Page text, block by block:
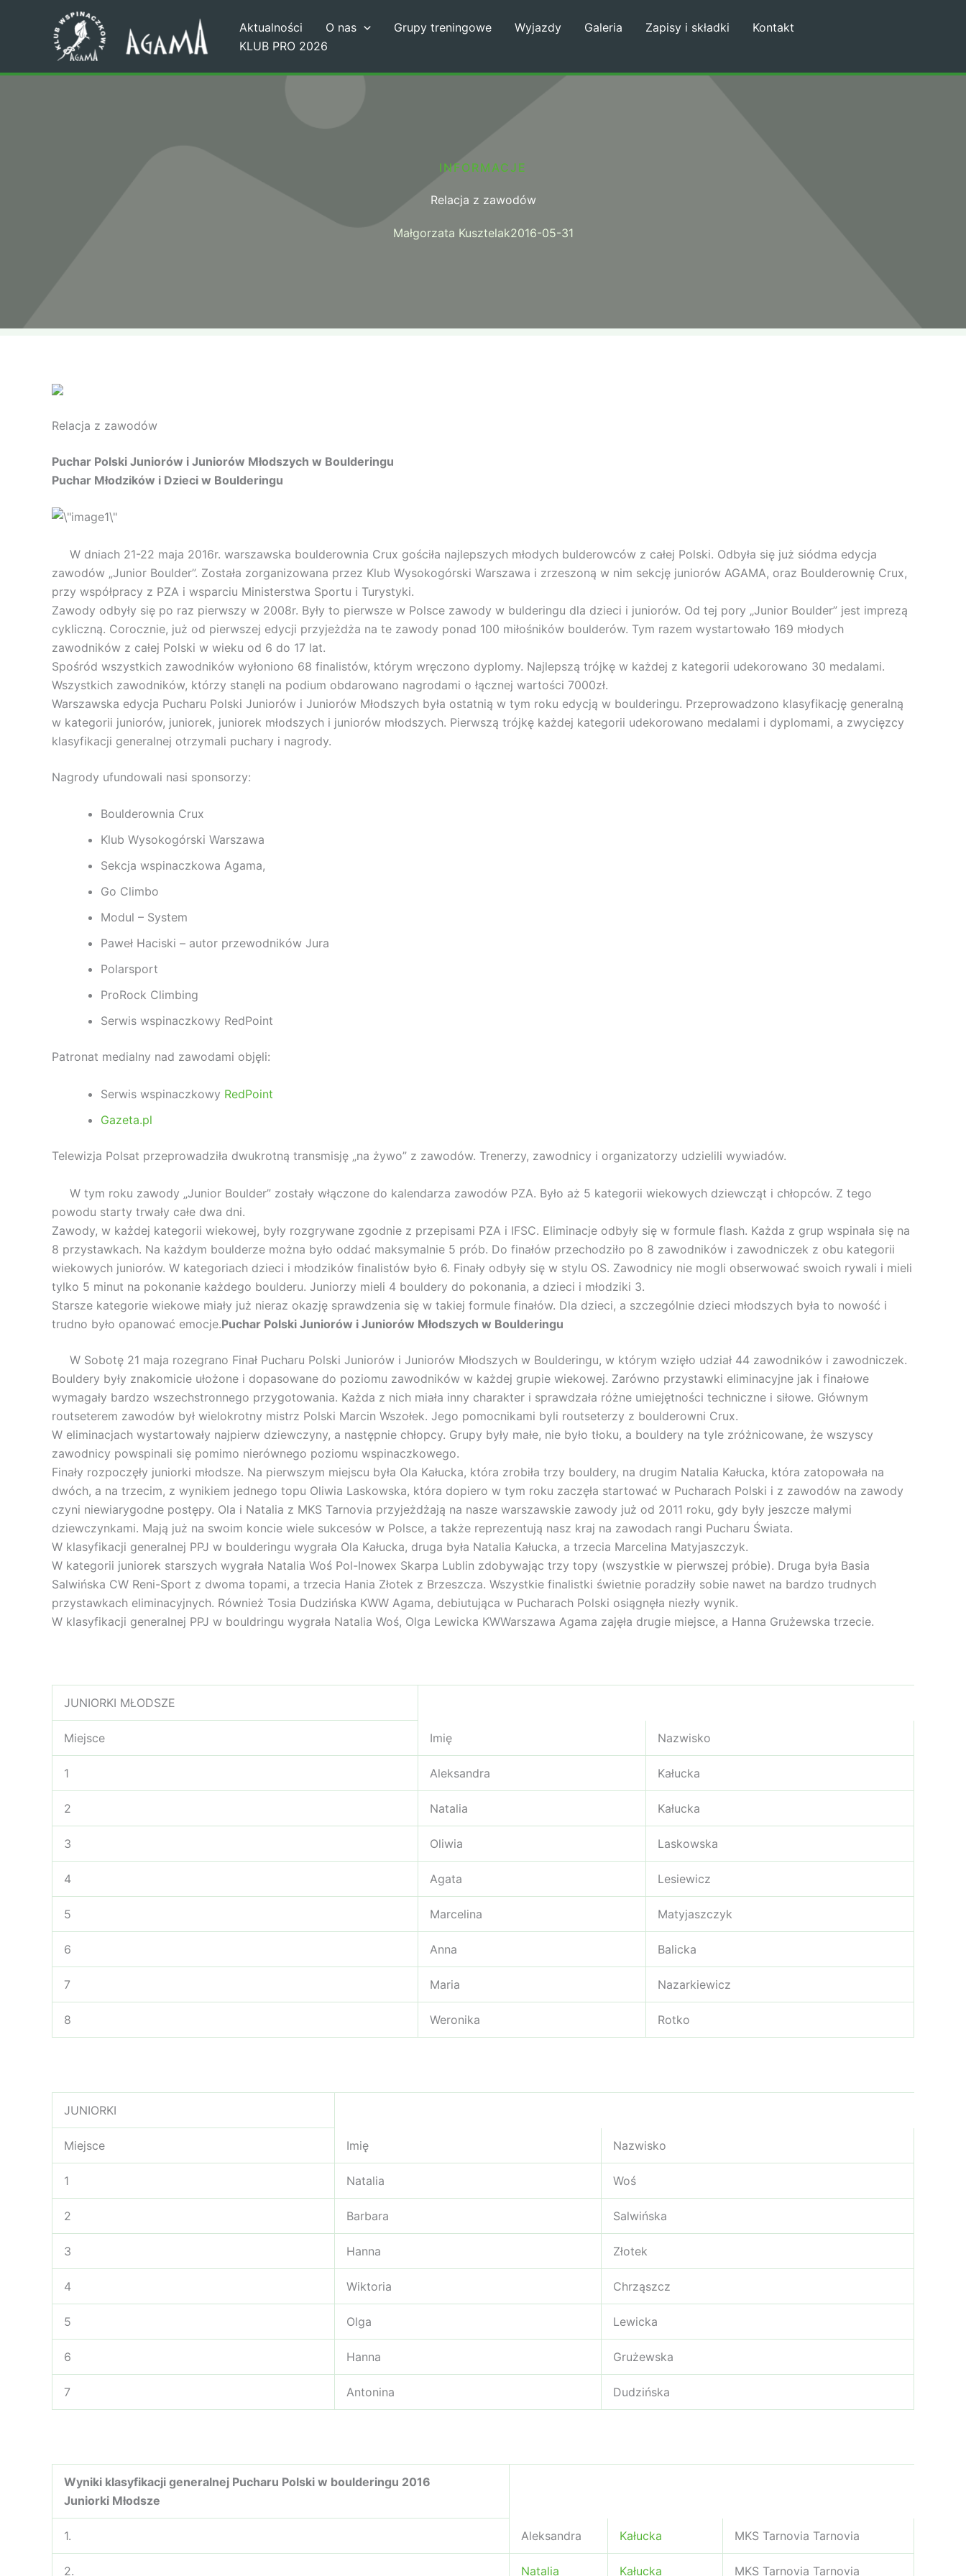
Aktualności O nas Grupy treningowe Wyjazdy Galeria Zapisy i składki
Kontakt
KLUB PRO 2026
INFORMACJE
Relacja z zawodów
Małgorzata Kusztelak2016-05-31
Relacja z zawodów
Puchar Polski Juniorów i Juniorów Młodszych w Boulderingu
Puchar Młodzików i Dzieci w Boulderingu
W dniach 21-22 maja 2016r. warszawska boulderownia Crux gościła najlepszych młodych bulderowców z całej Polski. Odbyła się już siódma edycja
zawodów „Junior Boulder”. Została zorganizowana przez Klub Wysokogórski Warszawa i zrzeszoną w nim sekcję juniorów AGAMA, oraz Boulderownię Crux,
przy współpracy z PZA i wsparciu Ministerstwa Sportu i Turystyki.
Zawody odbyły się po raz pierwszy w 2008r. Były to pierwsze w Polsce zawody w bulderingu dla dzieci i juniorów. Od tej pory „Junior Boulder” jest imprezą
cykliczną. Corocznie, już od pierwszej edycji przyjeżdża na te zawody ponad 100 miłośników boulderów. Tym razem wystartowało 169 młodych
zawodników z całej Polski w wieku od 6 do 17 lat.
Spośród wszystkich zawodników wyłoniono 68 finalistów, którym wręczono dyplomy. Najlepszą trójkę w każdej z kategorii udekorowano 30 medalami.
Wszystkich zawodników, którzy stanęli na podium obdarowano nagrodami o łącznej wartości 7000zł.
Warszawska edycja Pucharu Polski Juniorów i Juniorów Młodszych była ostatnią w tym roku edycją w boulderingu. Przeprowadzono klasyfikację generalną
w kategorii juniorów, juniorek, juniorek młodszych i juniorów młodszych. Pierwszą trójkę każdej kategorii udekorowano medalami i dyplomami, a zwycięzcy
klasyfikacji generalnej otrzymali puchary i nagrody.
Nagrody ufundowali nasi sponsorzy:
Boulderownia Crux
Klub Wysokogórski Warszawa
Sekcja wspinaczkowa Agama,
Go Climbo
Modul – System
Paweł Haciski – autor przewodników Jura
Polarsport
ProRock Climbing
Serwis wspinaczkowy RedPoint
Patronat medialny nad zawodami objęli:
Serwis wspinaczkowy RedPoint
Gazeta.pl
Telewizja Polsat przeprowadziła dwukrotną transmisję „na żywo” z zawodów. Trenerzy, zawodnicy i organizatorzy udzielili wywiadów.
W tym roku zawody „Junior Boulder” zostały włączone do kalendarza zawodów PZA. Było aż 5 kategorii wiekowych dziewcząt i chłopców. Z tego
powodu starty trwały całe dwa dni.
Zawody, w każdej kategorii wiekowej, były rozgrywane zgodnie z przepisami PZA i IFSC. Eliminacje odbyły się w formule flash. Każda z grup wspinała się na
8 przystawkach. Na każdym boulderze można było oddać maksymalnie 5 prób. Do finałów przechodziło po 8 zawodników i zawodniczek z obu kategorii
wiekowych juniorów. W kategoriach dzieci i młodzików finalistów było 6. Finały odbyły się w stylu OS. Zawodnicy nie mogli obserwować swoich rywali i mieli
tylko 5 minut na pokonanie każdego boulderu. Juniorzy mieli 4 bouldery do pokonania, a dzieci i młodziki 3.
Starsze kategorie wiekowe miały już nieraz okazję sprawdzenia się w takiej formule finałów. Dla dzieci, a szczególnie dzieci młodszych była to nowość i
trudno było opanować emocje.Puchar Polski Juniorów i Juniorów Młodszych w Boulderingu
W Sobotę 21 maja rozegrano Finał Pucharu Polski Juniorów i Juniorów Młodszych w Boulderingu, w którym wzięło udział 44 zawodników i zawodniczek.
Bouldery były znakomicie ułożone i dopasowane do poziomu zawodników w każdej grupie wiekowej. Zarówno przystawki eliminacyjne jak i finałowe
wymagały bardzo wszechstronnego przygotowania. Każda z nich miała inny charakter i sprawdzała różne umiejętności techniczne i siłowe. Głównym
routseterem zawodów był wielokrotny mistrz Polski Marcin Wszołek. Jego pomocnikami byli routseterzy z boulderowni Crux.
W eliminacjach wystartowały najpierw dziewczyny, a następnie chłopcy. Grupy były małe, nie było tłoku, a bouldery na tyle zróżnicowane, że wszyscy
zawodnicy powspinali się pomimo nierównego poziomu wspinaczkowego.
Finały rozpoczęły juniorki młodsze. Na pierwszym miejscu była Ola Kałucka, która zrobiła trzy bouldery, na drugim Natalia Kałucka, która zatopowała na
dwóch, a na trzecim, z wynikiem jednego topu Oliwia Laskowska, która dopiero w tym roku zaczęła startować w Pucharach Polski i z zawodów na zawody
czyni niewiarygodne postępy. Ola i Natalia z MKS Tarnovia przyjeżdżają na nasze warszawskie zawody już od 2011 roku, gdy były jeszcze małymi
dziewczynkami. Mają już na swoim koncie wiele sukcesów w Polsce, a także reprezentują nasz kraj na zawodach rangi Pucharu Świata.
W klasyfikacji generalnej PPJ w boulderingu wygrała Ola Kałucka, druga była Natalia Kałucka, a trzecia Marcelina Matyjaszczyk.
W kategorii juniorek starszych wygrała Natalia Woś Pol-Inowex Skarpa Lublin zdobywając trzy topy (wszystkie w pierwszej próbie). Druga była Basia
Salwińska CW Reni-Sport z dwoma topami, a trzecia Hania Złotek z Brzeszcza. Wszystkie finalistki świetnie poradziły sobie nawet na bardzo trudnych
przystawkach eliminacyjnych. Również Tosia Dudzińska KWW Agama, debiutująca w Pucharach Polski osiągnęła niezły wynik.
W klasyfikacji generalnej PPJ w bouldringu wygrała Natalia Woś, Olga Lewicka KWWarszawa Agama zajęła drugie miejsce, a Hanna Grużewska trzecie.
JUNIORKI MŁODSZE
Miejsce Imię Nazwisko
1 Aleksandra Kałucka
2 Natalia Kałucka
3 Oliwia Laskowska
4 Agata Lesiewicz
5 Marcelina Matyjaszczyk
6 Anna Balicka
7 Maria Nazarkiewicz
8 Weronika Rotko
JUNIORKI
Miejsce Imię Nazwisko
1 Natalia Woś
2 Barbara Salwińska
3 Hanna Złotek
4 Wiktoria Chrząszcz
5 Olga Lewicka
6 Hanna Grużewska
7 Antonina Dudzińska
Wyniki klasyfikacji generalnej Pucharu Polski w boulderingu 2016
Juniorki Młodsze
1. Aleksandra Kałucka MKS Tarnovia Tarnovia
2. Natalia Kałucka MKS Tarnovia Tarnovia